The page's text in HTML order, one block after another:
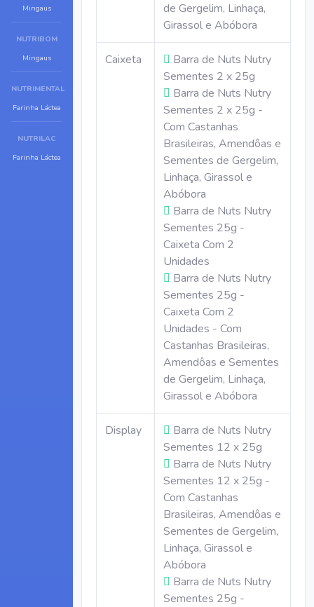
Mingaus
NUTRIBOM
Mingaus
NUTRIMENTAL
Farinha Láctea
NUTRILAC
Farinha Láctea
de Gergelim, Linhaça,
Girassol e Abóbora
Caixeta
Barra de Nuts Nutry
Sementes 2 x 25g
Barra de Nuts Nutry
Sementes 2 x 25g -
Com Castanhas
Brasileiras, Amendôas e
Sementes de Gergelim,
Linhaça, Girassol e
Abóbora
Barra de Nuts Nutry
Sementes 25g -
Caixeta Com 2
Unidades
Barra de Nuts Nutry
Sementes 25g -
Caixeta Com 2
Unidades - Com
Castanhas Brasileiras,
Amendôas e Sementes
de Gergelim, Linhaça,
Girassol e Abóbora
Display
Barra de Nuts Nutry
Sementes 12 x 25g
Barra de Nuts Nutry
Sementes 12 x 25g -
Com Castanhas
Brasileiras, Amendôas e
Sementes de Gergelim,
Linhaça, Girassol e
Abóbora
Barra de Nuts Nutry
Sementes 25g -